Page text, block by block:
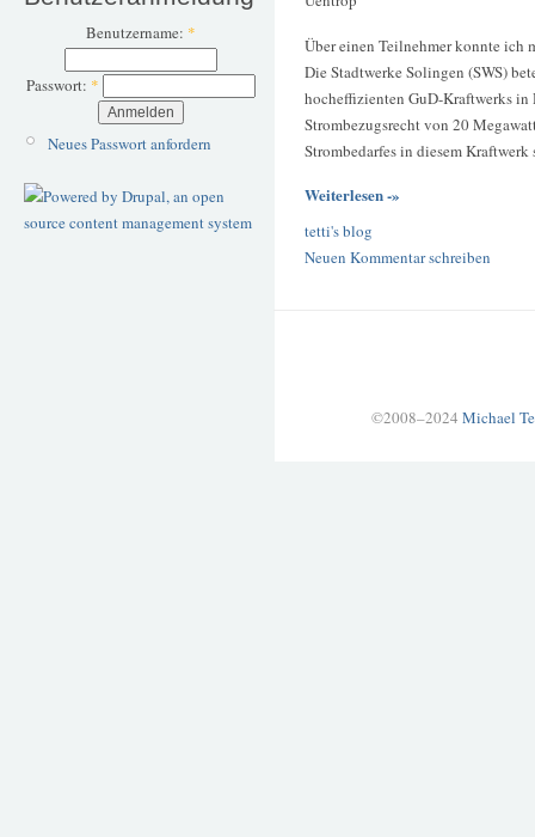
Benutzername: *
Passwort: *
Neues Passwort anfordern
Über einen Teilnehmer konnte ich
Die Stadtwerke Solingen (SWS)
hocheffizienten GuD-Kraftwerks in
Strombezugsrecht von 20
Strombedarfes in diesem Kraftwerk
Weiterlesen -»
tetti's blog
Neuen Kommentar schreiben
©2008–2024 Michael